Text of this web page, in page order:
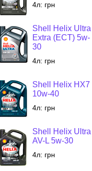
4л: грн
Shell Helix Ultra
Extra (ECT) 5w-
30
4л: грн
Shell Helix HX7
10w-40
4л: грн
Shell Helix Ultra
AV-L 5w-30
4л: грн